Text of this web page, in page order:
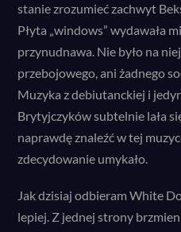
stanie zrozumieć zachwyt
Płyta „windows” wydawała
przynudnawa. Nie było na
przebojowego, ani żadnego
Muzyka z debiutanckiej i
Brytyjczyków subtelnie lała
naprawdę znaleźć w tej
zdecydowanie umykało.
Jak dzisiaj odbieram White
lepiej. Z jednej strony